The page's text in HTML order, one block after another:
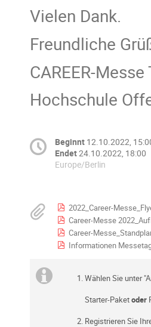
Vielen Dank.
Freundliche
CAREER-
Hochschule
Beginnt 12.10.2022,
Endet24.10.2022, 18:00
Europe/Berlin
2022_Career-
Career-Messe
Career-
Informationen Messetag
Wählen Sie unter
Starter-Paketoder
Registrieren Sie